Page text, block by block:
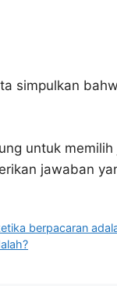
simpulkan
untuk
jawaban
berpacaran